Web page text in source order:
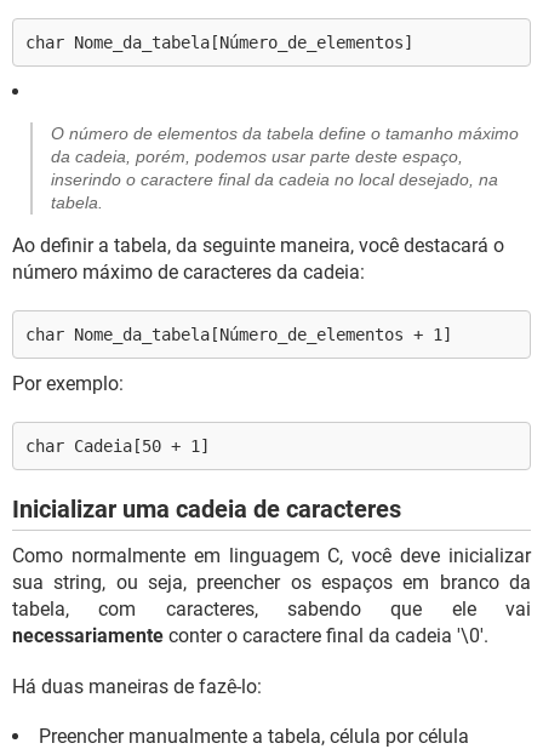
char Nome_da_tabela[Número_de_elementos]
O número de elementos da tabela define o tamanho máximo
da cadeia, porém, podemos usar parte deste espaço,
inserindo o caractere final da cadeia no local desejado, na
tabela.
Ao definir a tabela, da seguinte maneira, você destacará o
número máximo de caracteres da cadeia:
char Nome_da_tabela[Número_de_elementos + 1]
Por exemplo:
char Cadeia[50 + 1]
Inicializar uma cadeia de caracteres
Como normalmente em linguagem C, você deve inicializar
sua string, ou seja, preencher os espaços em branco da
tabela, com caracteres, sabendo que ele vai
necessariamente conter o caractere final da cadeia '\0'.
Há duas maneiras de fazê-lo:
Preencher manualmente a tabela, célula por célula